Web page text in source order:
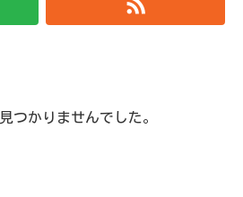
つかりませんでした。